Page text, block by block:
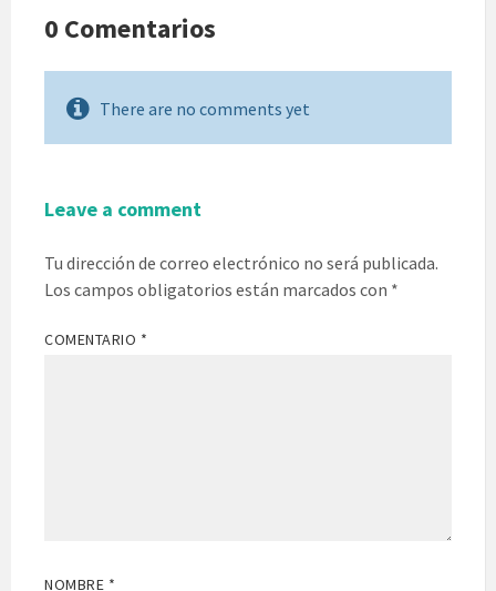
0 Comentarios
There are no comments yet
Leave a comment
Tu dirección de correo electrónico no será publicada.
Los campos obligatorios están marcados con *
COMENTARIO *
NOMBRE *